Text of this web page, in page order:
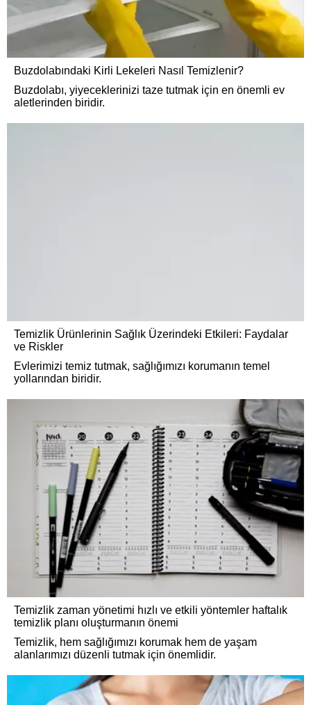
Buzdolabındaki Kirli Lekeleri Nasıl Temizlenir?
Buzdolabı, yiyeceklerinizi taze tutmak için en önemli ev
aletlerinden biridir.
Temizlik Ürünlerinin Sağlık Üzerindeki Etkileri: Faydalar
ve Riskler
Evlerimizi temiz tutmak, sağlığımızı korumanın temel
yollarından biridir.
Temizlik zaman yönetimi hızlı ve etkili yöntemler haftalık
temizlik planı oluşturmanın önemi
Temizlik, hem sağlığımızı korumak hem de yaşam
alanlarımızı düzenli tutmak için önemlidir.